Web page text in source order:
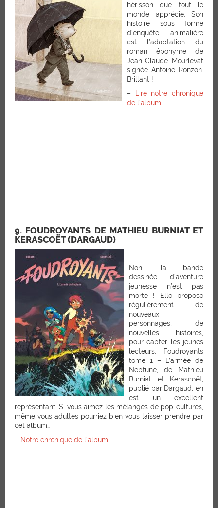
hérisson que tout le
monde apprécie. Son
histoire sous forme
d’enquête animalière
est l’adaptation du
roman éponyme de
Jean-Claude Mourlevat
signée Antoine Ronzon.
Brillant !
–
Lire notre chronique
de l’album
9. FOUDROYANTS DE MATHIEU BURNIAT ET
KERASCOËT (DARGAUD)
Non, la bande
dessinée d’aventure
jeunesse n’est pas
morte ! Elle propose
régulièrement de
nouveaux
personnages, de
nouvelles histoires,
pour capter les jeunes
lecteurs. Foudroyants
tome 1 – L’armée de
Neptune, de Mathieu
Burniat et Kerascoët,
publié par Dargaud, en
est un excellent
représentant. Si vous aimez les mélanges de pop-cultures,
même vous adultes pourriez bien vous laisser prendre par
cet album…
– Notre chronique de l’album